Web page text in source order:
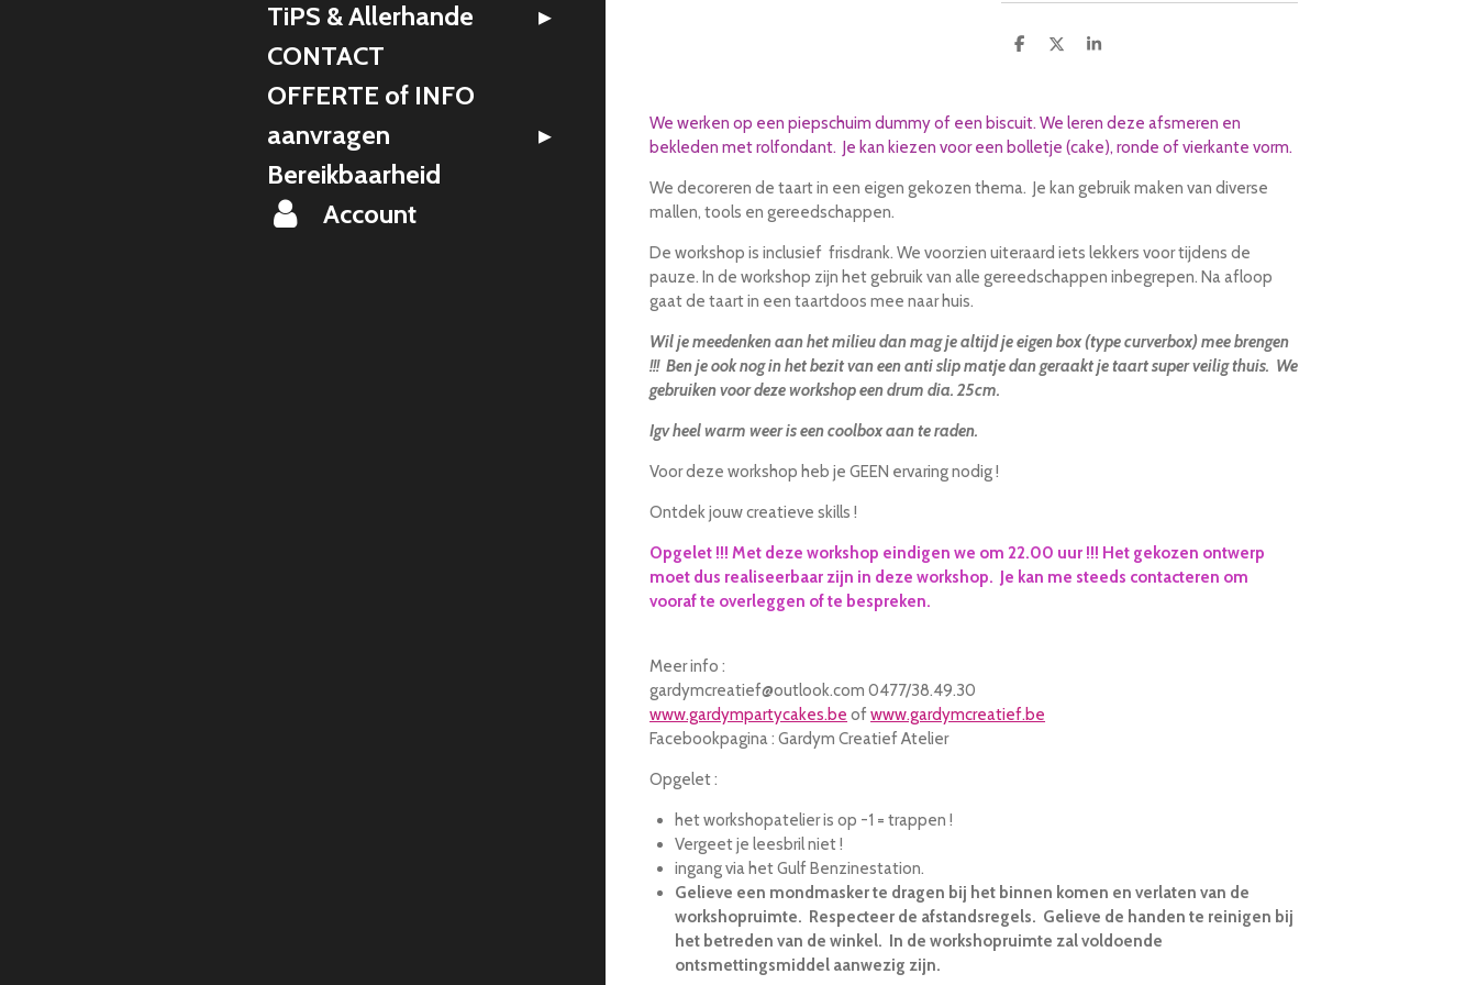
D
n
D
S
We werken op een piepschuim dummy of een biscuit. We leren deze afsmeren en
bekleden met rolfondant. Je kan kiezen voor een bolletje (cake), ronde of vierkante vorm.
We decoreren de taart in een eigen gekozen thema. Je kan gebruik maken van diverse
mallen, tools en gereedschappen.
De workshop is inclusief frisdrank. We voorzien uiteraard iets lekkers voor tijdens de
pauze. In de workshop zijn het gebruik van alle gereedschappen inbegrepen. Na afloop
gaat de taart in een taartdoos mee naar huis.
Wil je meedenken aan het milieu dan mag je altijd je eigen box (type curverbox) mee brengen
!!! Ben je ook nog in het bezit van een anti slip matje dan geraakt je taart super veilig thuis. We
gebruiken voor deze workshop een drum dia. 25cm.
Igv heel warm weer is een coolbox aan te raden.
Voor deze workshop heb je GEEN ervaring nodig !
Ontdek jouw creatieve skills !
Opgelet !!! Met deze workshop eindigen we om 22.00 uur !!! Het gekozen ontwerp
moet dus realiseerbaar zijn in deze workshop. Je kan me steeds contacteren om
vooraf te overleggen of te bespreken.
Meer info :
gardymcreatief@outlook.com 0477/38.49.30
www.gardympartycakes.be ofwww.gardymcreatief.be
Facebookpagina : Gardym Creatief Atelier
Opgelet :
het workshopatelier is op -1 = trappen !
Vergeet je leesbril niet !
ingang via het Gulf Benzinestation.
Gelieve een mondmasker te dragen bij het binnen komen en verlaten van de
workshopruimte. Respecteer de afstandsregels. Gelieve de handen te reinigen bij
het betreden van de winkel. In de workshopruimte zal voldoende
ontsmettingsmiddel aanwezig zijn.
TiPS & Allerhande
CONTACT
OFFERTE of INFO
aanvragen
Bereikbaarheid
Account